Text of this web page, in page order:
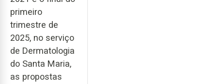
primeiro
trimestre de
2025, no serviço
de Dermatologia
do Santa Maria,
as propostas